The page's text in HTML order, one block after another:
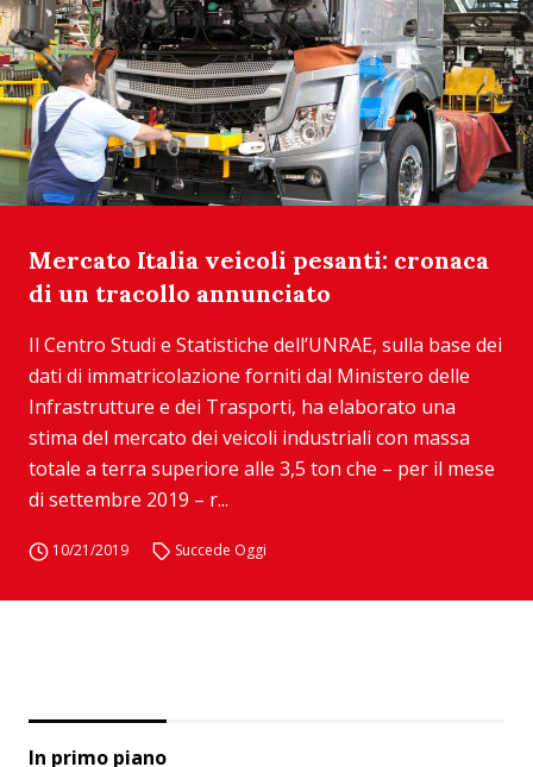
Mercato Italia veicoli pesanti: cronaca
di un tracollo annunciato
Il Centro Studi e Statistiche dell’UNRAE, sulla base dei
dati di immatricolazione forniti dal Ministero delle
Infrastrutture e dei Trasporti, ha elaborato una
stima del mercato dei veicoli industriali con massa
totale a terra superiore alle 3,5 ton che – per il mese
di settembre 2019 – r...
10/21/2019 Succede Oggi
In primo piano